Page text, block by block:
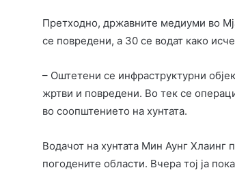
Претходно, државните медиуми во
се повредени, а 30 се водат како
– Оштетени се инфраструктурни
жртви и повредени. Во тек се
во соопштението на хунтата.
Водачот на хунтата Мин Аунг Хлаинг
погодените области. Вчера тој ја